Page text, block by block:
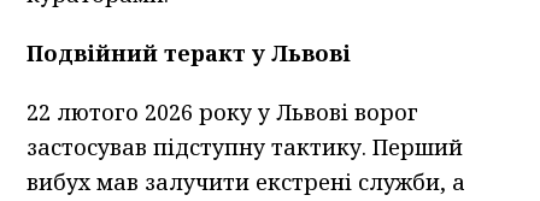
Подвійний теракт у Львові
22 лютого 2026 року у Львові ворог
застосував підступну тактику. Перший
вибух мав залучити екстрені служби, а